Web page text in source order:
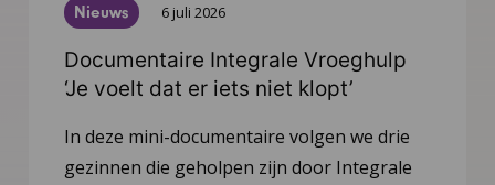
Nieuws 6 juli 2026
Documentaire Integrale Vroeghulp
‘Je voelt dat er iets niet klopt’
In deze mini-documentaire volgen we drie
gezinnen die geholpen zijn door Integrale